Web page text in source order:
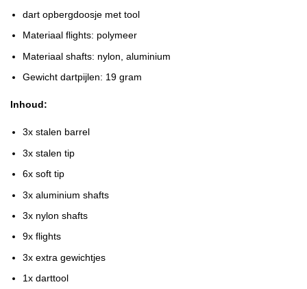
dart opbergdoosje met tool
Materiaal flights: polymeer
Materiaal shafts: nylon, aluminium
Gewicht dartpijlen: 19 gram
Inhoud:
3x stalen barrel
3x stalen tip
6x soft tip
3x aluminium shafts
3x nylon shafts
9x flights
3x extra gewichtjes
1x darttool